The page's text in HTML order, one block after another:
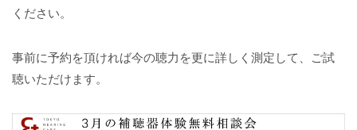
ください。
事前に予約を頂ければ今の聴力を更に詳しく測定して、ご試
聴いただけます。